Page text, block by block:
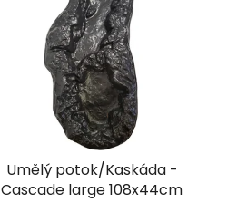
Umělý potok/Kaskáda -
Cascade large 108x44cm